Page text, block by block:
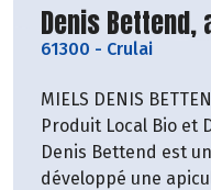
Découvrir le
Denis
61300 - Crulai
MIELS DENIS
Produit Local Bio et
Denis Bettend est
développé une